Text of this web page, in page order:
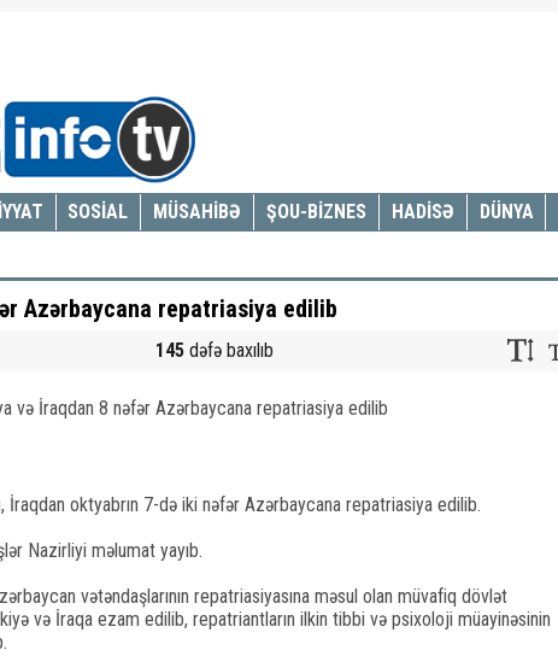
SOSİAL MÜSAHİBƏ ŞOU-BİZNES HADİSƏ DÜNYA
Azərbaycana repatriasiya edilib
145 dəfə baxılıb
İraqdan oktyabrın 7-də iki nəfər Azərbaycana repatriasiya edilib.
Nazirliyi məlumat yayıb.
vətəndaşlarının repatriasiyasına məsul olan müvafiq dövlət
və İraqa ezam edilib, repatriantların ilkin tibbi və psixoloji müayinəsinin